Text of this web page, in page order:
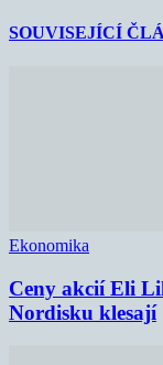
SOUVISEJÍCÍ
Ekonomika
Ceny akcií Eli
Nordisku klesají